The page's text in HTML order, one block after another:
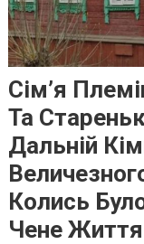
Сім’я
Та
Дальній
Колись
Чене